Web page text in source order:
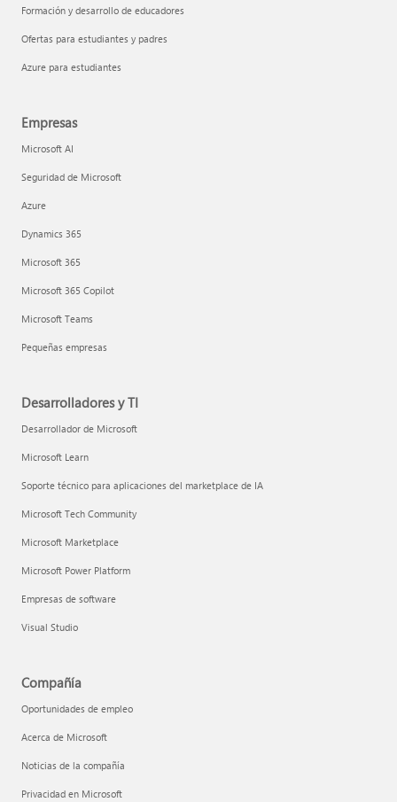
Formación y desarrollo de educadores
Ofertas para estudiantes y padres
Azure para estudiantes
Empresas
Microsoft AI
Seguridad de Microsoft
Azure
Dynamics 365
Microsoft 365
Microsoft 365 Copilot
Microsoft Teams
Pequeñas empresas
Desarrolladores y TI
Desarrollador de Microsoft
Microsoft Learn
Soporte técnico para aplicaciones del marketplace de IA
Microsoft Tech Community
Microsoft Marketplace
Microsoft Power Platform
Empresas de software
Visual Studio
Compañía
Oportunidades de empleo
Acerca de Microsoft
Noticias de la compañía
Privacidad en Microsoft